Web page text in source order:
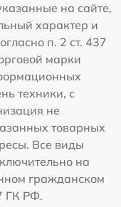
на сайте,
характер и
п. 2 ст. 437
марки
техники, с
не
товарных
Все виды
на
гражданском
ГК РФ.